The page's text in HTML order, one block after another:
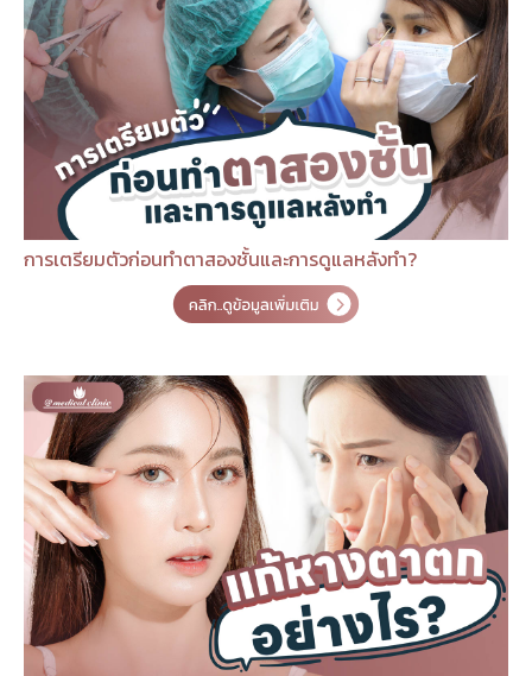
การเตรียมตัวก่อนทำตาสองชั้นและการดูแลหลังทำ?